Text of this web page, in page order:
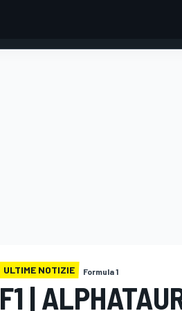
ULTIME NOTIZIE Formula 1
F1 |